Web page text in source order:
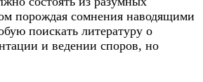
порождая сомнения наводящими
поискать литературу о
и ведении споров, но